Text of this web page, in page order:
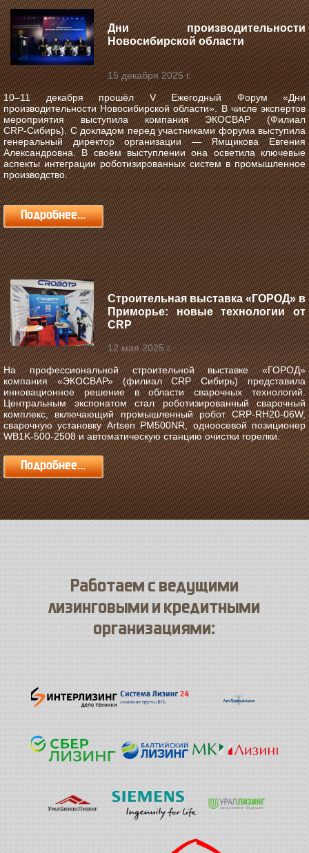
Дни производительности
Новосибирской области
15 декабря 2025 г.
10–11 декабря прошёл V Ежегодный Форум «Дни
производительности Новосибирской области».В числе экспертов
мероприятия выступила компания ЭКОСВАР (Филиал
CRP‑Сибирь). С докладом перед участниками форума выступила
генеральный директор организации — Ямщикова Евгения
Александровна. В своём выступлении она осветила ключевые
аспекты интеграции роботизированных систем в промышленное
производство.
Подробнее...
Строительная выставка «ГОРОД» в
Приморье: новые технологии от
CRP
12 мая 2025 г.
На профессиональной строительной выставке «ГОРОД»
компания «ЭКОСВАР» (филиал CRP Сибирь) представила
инновационное решение в области сварочных технологий.
Центральным экспонатом стал роботизированный сварочный
комплекс, включающий промышленный робот CRP-RH20-06W,
сварочную установку Artsen PM500NR, одноосевой позиционер
WB1K-500-2508 и автоматическую станцию очистки горелки.
Подробнее...
Работаем с ведущими
лизинговыми и кредитными
организациями: